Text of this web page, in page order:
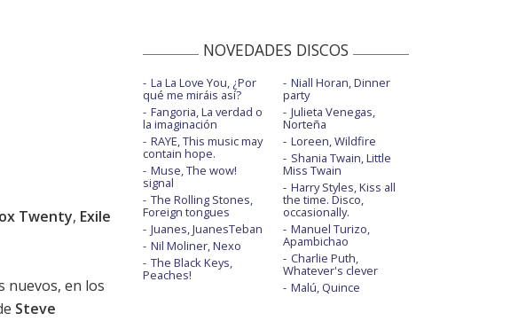
Twenty, Exile
nuevos, en los
Steve
NOVEDADES DISCOS
La La Love You, ¿Por
qué me miráis así?
Fangoria, La verdad o
la imaginación
RAYE, This music may
contain hope.
Muse, The wow!
signal
The Rolling Stones,
Foreign tongues
Juanes, JuanesTeban
Nil Moliner, Nexo
The Black Keys,
Peaches!
Niall Horan, Dinner
party
Julieta Venegas,
Norteña
Loreen, Wildfire
Shania Twain, Little
Miss Twain
Harry Styles, Kiss all
the time. Disco,
occasionally.
Manuel Turizo,
Apambichao
Charlie Puth,
Whatever's clever
Malú, Quince